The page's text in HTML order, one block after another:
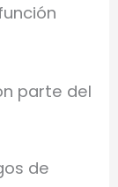
parte del
de